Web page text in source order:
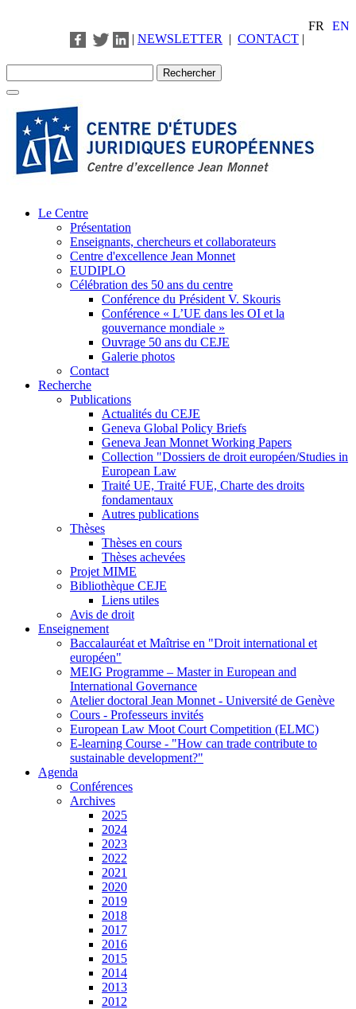
FR
EN
| NEWSLETTER | CONTACT |
Le Centre
Présentation
Enseignants, chercheurs et collaborateurs
Centre d'excellence Jean Monnet
EUDIPLO
Célébration des 50 ans du centre
Conférence du Président V. Skouris
Conférence « L’UE dans les OI et la
gouvernance mondiale »
Ouvrage 50 ans du CEJE
Galerie photos
Contact
Recherche
Publications
Actualités du CEJE
Geneva Global Policy Briefs
Geneva Jean Monnet Working Papers
Collection "Dossiers de droit européen/Studies in
European Law
Traité UE, Traité FUE, Charte des droits
fondamentaux
Autres publications
Thèses
Thèses en cours
Thèses achevées
Projet MIME
Bibliothèque CEJE
Liens utiles
Avis de droit
Enseignement
Baccalauréat et Maîtrise en "Droit international et
européen"
MEIG Programme – Master in European and
International Governance
Atelier doctoral Jean Monnet - Université de Genève
Cours - Professeurs invités
European Law Moot Court Competition (ELMC)
E-learning Course - "How can trade contribute to
sustainable development?"
Agenda
Conférences
Archives
2025
2024
2023
2022
2021
2020
2019
2018
2017
2016
2015
2014
2013
2012